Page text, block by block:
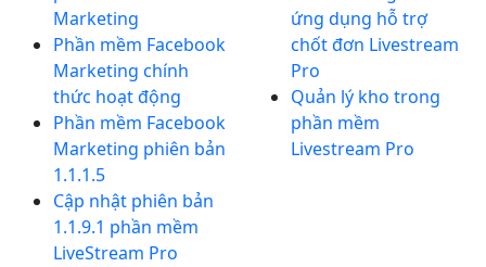
Marketing
Phần mềm Facebook
Marketing chính
thức hoạt động
Phần mềm Facebook
Marketing phiên bản
1.1.1.5
Cập nhật phiên bản
1.1.9.1 phần mềm
LiveStream Pro
ứng dụng hỗ trợ
chốt đơn Livestream
Pro
Quản lý kho trong
phần mềm
Livestream Pro